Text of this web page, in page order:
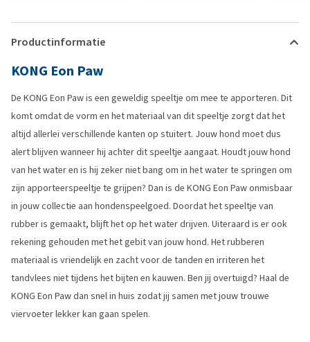
Productinformatie
KONG Eon Paw
De KONG Eon Paw is een geweldig speeltje om mee te apporteren. Dit
komt omdat de vorm en het materiaal van dit speeltje zorgt dat het
altijd allerlei verschillende kanten op stuitert. Jouw hond moet dus
alert blijven wanneer hij achter dit speeltje aangaat. Houdt jouw hond
van het water en is hij zeker niet bang om in het water te springen om
zijn apporteerspeeltje te grijpen? Dan is de KONG Eon Paw onmisbaar
in jouw collectie aan hondenspeelgoed. Doordat het speeltje van
rubber is gemaakt, blijft het op het water drijven. Uiteraard is er ook
rekening gehouden met het gebit van jouw hond. Het rubberen
materiaal is vriendelijk en zacht voor de tanden en irriteren het
tandvlees niet tijdens het bijten en kauwen. Ben jij overtuigd? Haal de
KONG Eon Paw dan snel in huis zodat jij samen met jouw trouwe
viervoeter lekker kan gaan spelen.